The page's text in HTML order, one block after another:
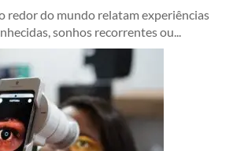
redor do mundo relatam experiências
sonhos recorrentes ou...